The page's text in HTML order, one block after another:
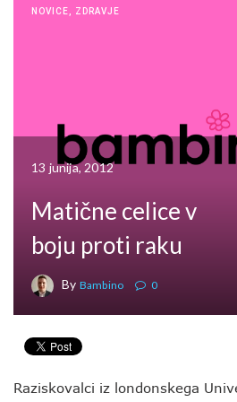
NOVICE ZDRAVJE
13 junija, 2012
Matične celice v
boju proti raku
By Bambino 0
Raziskovalci iz londonskega